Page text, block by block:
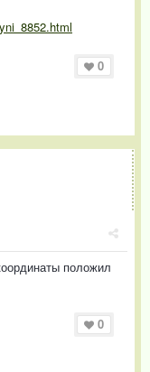
0
положил
0